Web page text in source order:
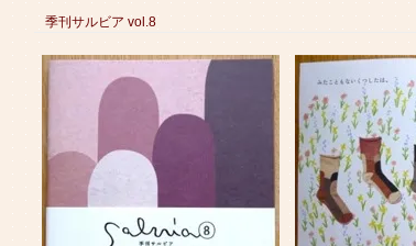
季刊サルビア vol.8